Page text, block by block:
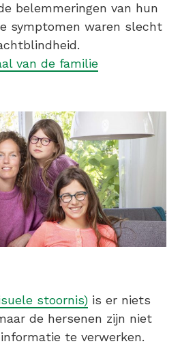
belemmeringen van hun
symptomen waren slecht
van de familie
stoornis) is er niets
de hersenen zijn niet
te verwerken.